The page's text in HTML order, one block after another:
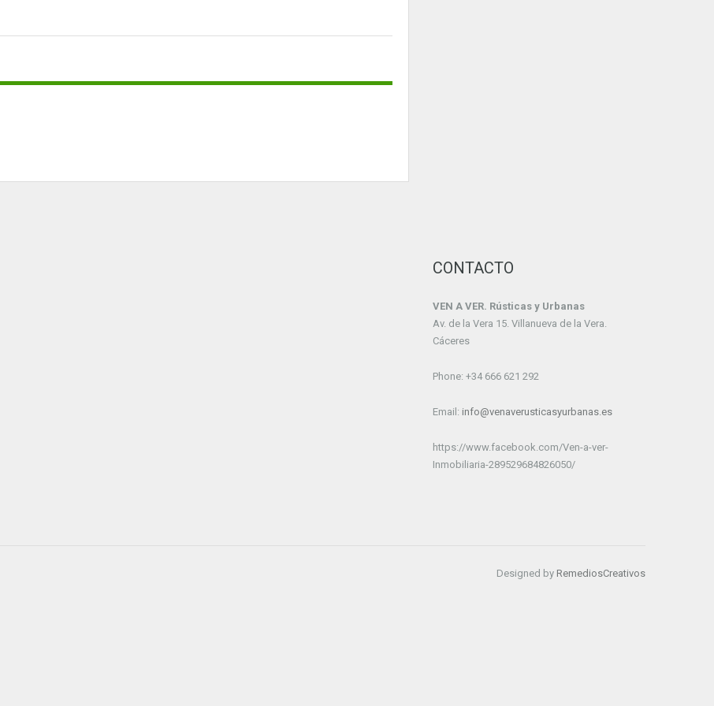
CONTACTO
VEN A VER. Rústicas y Urbanas
Av. de la Vera 15. Villanueva de la Vera.
Cáceres
Phone: +34 666 621 292
Email: info@venaverusticasyurbanas.es
https://www.facebook.com/Ven-a-ver-
Inmobiliaria-289529684826050/
Designed by RemediosCreativos